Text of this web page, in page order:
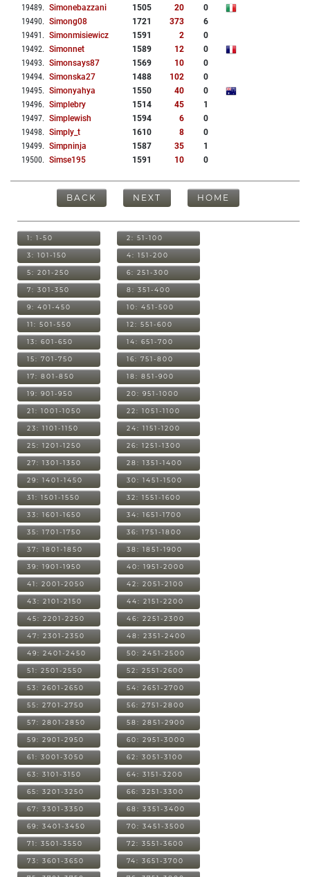
19489. Simonebazzani 1505 20
0
19490. Simong08 1721 373
6
19491 . Simonmisiewicz 1591 2
0
19492. Simonnet 1589 12
0
19493. Simonsays87 1569 10
0
19494. Simonska27 1488 102
0
19495. Simonyahya 1550 40
0
19496. Simplebry 1514 45
1
19497. Simplewish 1594 6
0
19498. Simply_t 1610 8
0
19499. Simpninja 1587 35
1
19500. Simse195 1591 10 0
BACK NEXT HOME
1: 1-50 2: 51-100
3: 101-150 4: 151-200
5: 201-250 6: 251-300
7: 301-350 8: 351-400
9: 401-450 10: 451-500
11: 501-550 12: 551-600
13: 601-650 14: 651-700
15: 701-750 16: 751-800
17: 801-850 18: 851-900
19: 901-950 20: 951-1000
21: 1001-1050 22: 1051-1100
23: 1101-1150 24: 1151-1200
25: 1201-1250 26: 1251-1300
27: 1301-1350 28: 1351-1400
29: 1401-1450 30: 1451-1500
31: 1501-1550 32: 1551-1600
33: 1601-1650 34: 1651-1700
35: 1701-1750 36: 1751-1800
37: 1801-1850 38: 1851-1900
39: 1901-1950 40: 1951-2000
41: 2001-2050 42: 2051-2100
43: 2101-2150 44: 2151-2200
45: 2201-2250 46: 2251-2300
47: 2301-2350 48: 2351-2400
49: 2401-2450 50: 2451-2500
51: 2501-2550 52: 2551-2600
53: 2601-2650 54: 2651-2700
55: 2701-2750 56: 2751-2800
57: 2801-2850 58: 2851-2900
59: 2901-2950 60: 2951-3000
61: 3001-3050 62: 3051-3100
63: 3101-3150 64: 3151-3200
65: 3201-3250 66: 3251-3300
67: 3301-3350 68: 3351-3400
69: 3401-3450 70: 3451-3500
71: 3501-3550 72: 3551-3600
73: 3601-3650 74: 3651-3700